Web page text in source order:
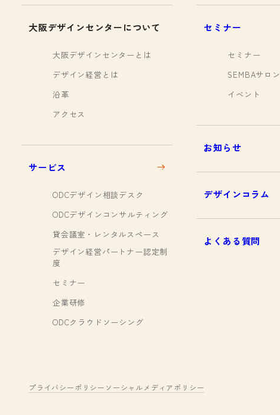
大阪デザインセンターについて
大阪デザインセンターとは
デザイン経営とは
沿革
アクセス
サービス
ODCデザイン相談デスク
ODCデザインコンサルティング
貸会議室・レンタルスペース
デザイン経営パートナー認定制
度
セミナー
企業研修
ODCクラウドソーシング
セミナー
セミナー
SEMBAサロン
イベント
お知らせ
デザインコラム
よくある質問
プライバシーポリシー ソーシャルメディアポリシー